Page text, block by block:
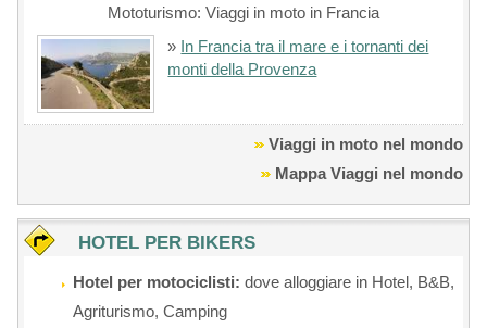
Mototurismo: Viaggi in moto in Francia
» In Francia tra il mare e i tornanti dei
monti della Provenza
Viaggi in moto nel mondo
Mappa Viaggi nel mondo
HOTEL PER BIKERS
Hotel per motociclisti: dove alloggiare in Hotel, B&B,
Agriturismo, Camping